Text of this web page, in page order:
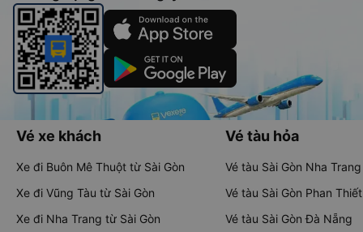
Vé xe khách
Xe đi Buôn Mê Thuột từ Sài Gòn
Xe đi Vũng Tàu từ Sài Gòn
Xe đi Nha Trang từ Sài Gòn
Vé tàu hỏa
Vé tàu Sài Gòn Nha Trang
Vé tàu Sài Gòn Phan Thiết
Vé tàu Sài Gòn Đà Nẵng